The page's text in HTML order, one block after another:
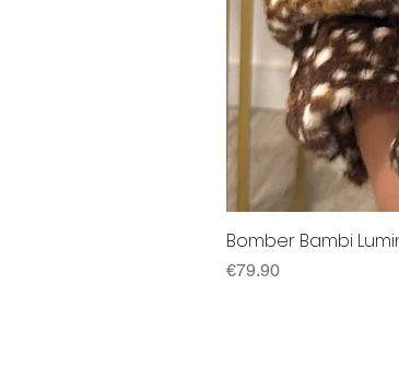
Bomber Bambi
Price
€79.90